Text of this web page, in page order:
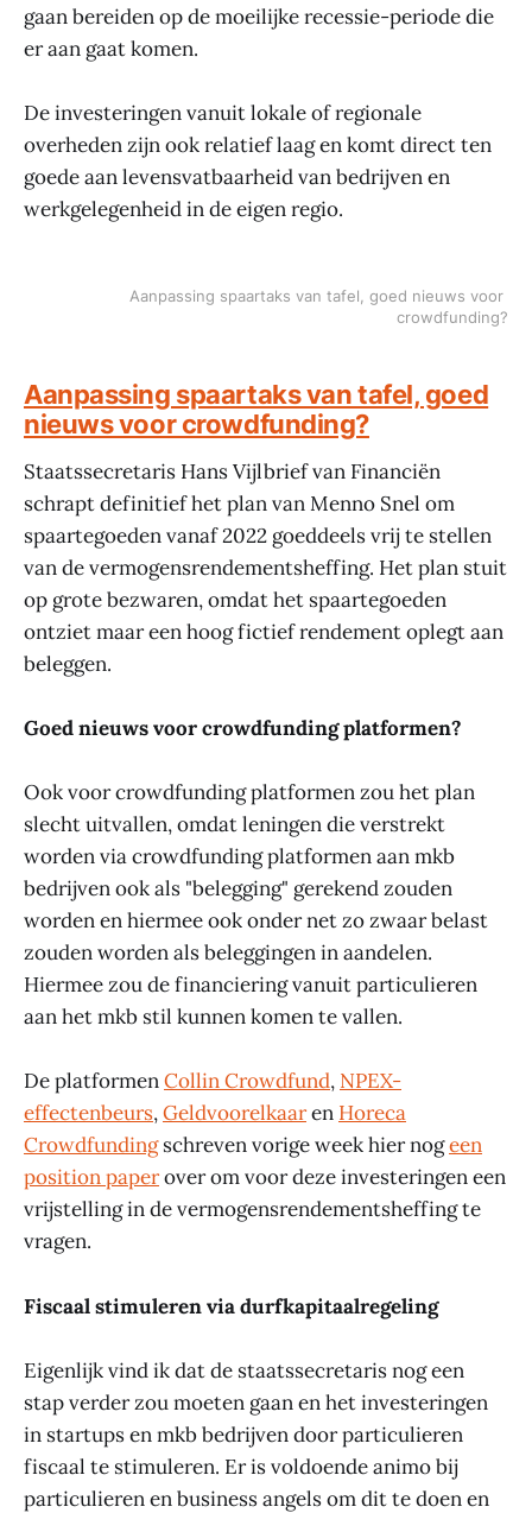
gaan bereiden op de moeilijke recessie-periode die
er aan gaat komen.
De investeringen vanuit lokale of regionale
overheden zijn ook relatief laag en komt direct ten
goede aan levensvatbaarheid van bedrijven en
werkgelegenheid in de eigen regio.
Aanpassing spaartaks van tafel, goed nieuws voor
crowdfunding?
Aanpassing spaartaks van tafel, goed
nieuws voor crowdfunding?
Staatssecretaris Hans Vijlbrief van Financiën
schrapt definitief het plan van Menno Snel om
spaartegoeden vanaf 2022 goeddeels vrij te stellen
van de vermogensrendementsheffing. Het plan stuit
op grote bezwaren, omdat het spaartegoeden
ontziet maar een hoog fictief rendement oplegt aan
beleggen.
Goed nieuws voor crowdfunding platformen?
Ook voor crowdfunding platformen zou het plan
slecht uitvallen, omdat leningen die verstrekt
worden via crowdfunding platformen aan mkb
bedrijven ook als "belegging" gerekend zouden
worden en hiermee ook onder net zo zwaar belast
zouden worden als beleggingen in aandelen.
Hiermee zou de financiering vanuit particulieren
aan het mkb stil kunnen komen te vallen.
De platformenCollin Crowdfund, NPEX-
effectenbeurs,Geldvoorelkaaren Horeca
Crowdfundingschreven vorige week hier nogeen
position paperover om voor deze investeringen een
vrijstelling in de vermogensrendementsheffing te
vragen.
Fiscaal stimuleren via durfkapitaalregeling
Eigenlijk vind ik dat de staatssecretaris nog een
stap verder zou moeten gaan en het investeringen
in startups en mkb bedrijven door particulieren
fiscaal te stimuleren. Er is voldoende animo bij
particulieren en business angels om dit te doen en